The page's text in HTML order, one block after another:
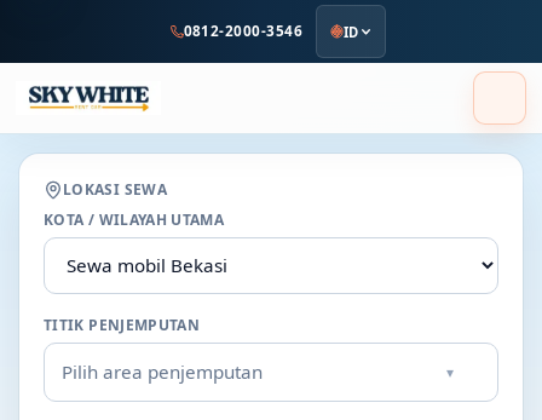
utama
0812-2000-3546 ID
LOKASI SEWA
KOTA / WILAYAH UTAMA
TITIK PENJEMPUTAN
Pilih area penjemputan ▾